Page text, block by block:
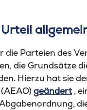
die Parteien des
die Grundsätze
Hierzu hat sie
geändert,